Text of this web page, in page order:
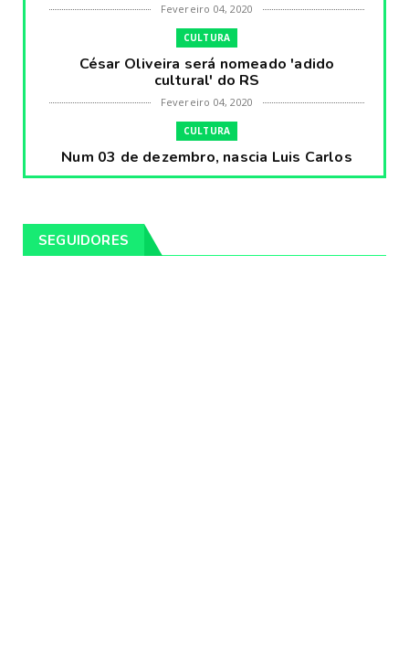
Fevereiro 04, 2020
CULTURA
César Oliveira será nomeado 'adido
cultural' do RS
Fevereiro 04, 2020
CULTURA
Num 03 de dezembro, nascia Luis Carlos
Prestes, o Cavaleiro ...
Pintores da Temática Gauchesca - parte
SEGUIDORES